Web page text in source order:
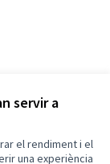
servir a
el rendiment i el
una experiència